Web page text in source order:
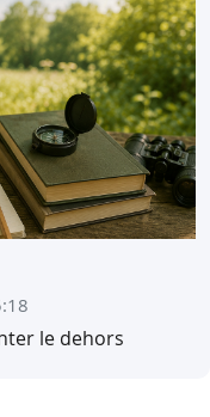
le dehors